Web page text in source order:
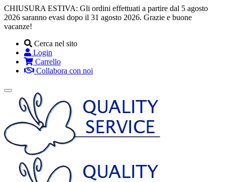
CHIUSURA ESTIVA: Gli ordini effettuati a partire dal 5 agosto
2026 saranno evasi dopo il 31 agosto 2026. Grazie e buone
vacanze!
Cerca nel sito
Login
Carrello
Collabora con noi
Toggle
navigation